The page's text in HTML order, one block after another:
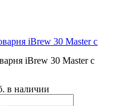
iBrew 30 Master с
iBrew 30 Master с
в наличии